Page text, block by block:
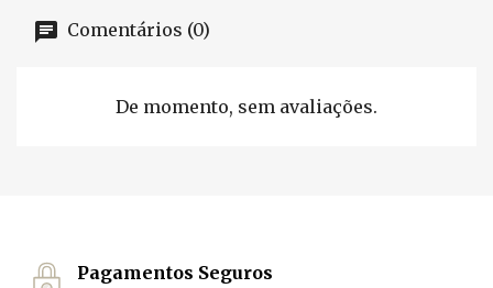
Comentários (0)
De momento, sem avaliações.
Pagamentos Seguros